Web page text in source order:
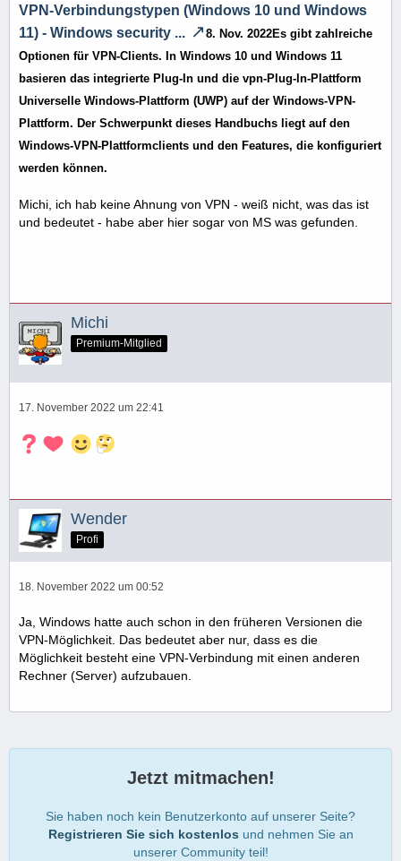
VPN-Verbindungstypen (Windows 10 und Windows
11) - Windows security ...
8. Nov. 2022Es gibt zahlreiche
Optionen für VPN-Clients. In Windows 10 und Windows 11
basieren das integrierte Plug-In und die vpn-Plug-In-Plattform
Universelle Windows-Plattform (UWP) auf der Windows-VPN-
Plattform. Der Schwerpunkt dieses Handbuchs liegt auf den
Windows-VPN-Plattformclients und den Features, die konfiguriert
werden können.
Michi, ich hab keine Ahnung von VPN - weiß nicht, was das ist
und bedeutet - habe aber hier sogar von MS was gefunden.
Michi
Premium-Mitglied
17. November 2022 um 22:41
Wender
Profi
18. November 2022 um 00:52
Ja, Windows hatte auch schon in den früheren Versionen die
VPN-Möglichkeit. Das bedeutet aber nur, dass es die
Möglichkeit besteht eine VPN-Verbindung mit einen anderen
Rechner (Server) aufzubauen.
Jetzt mitmachen!
Sie haben noch kein Benutzerkonto auf unserer Seite?
Registrieren Sie sich kostenlos und nehmen Sie an
unserer Community teil!